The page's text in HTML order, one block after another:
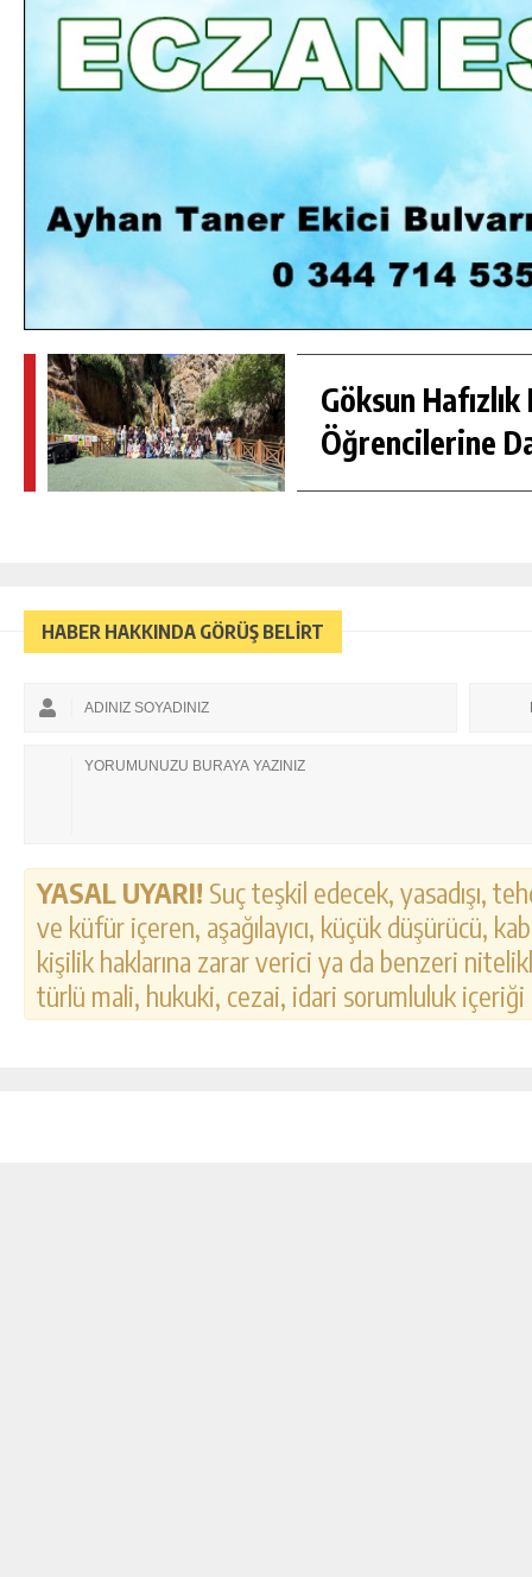
Göksun Hafızlık
Öğrencilerine
HABER HAKKINDA GÖRÜŞ BELİRT
YASAL UYARI! Suç teşkil edecek, yasadışı,
ve küfür içeren, aşağılayıcı, küçük düşürücü,
kişilik haklarına zarar verici ya da benzeri
türlü mali, hukuki, cezai, idari sorumluluk
GÜNLÜK HABER AKIŞI
GÖKSUN HAFIZLIK KIZ KUR’AN KURSU
ÖĞRENCILERINE DARENDE GEZISI.